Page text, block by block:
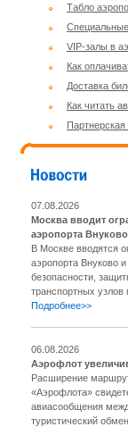
Табло
VIP-залы в
Как
Доставка
Как читать
07.08.2026
Москва вводит
аэропорта Внуково
В Москве вводятся
аэропорта Внуково
безопасности,
транспортных узлов
Подробнее>>
06.08.2026
Аэрофлот
Расширение
«Аэрофлота»
авиасообщения
туристический обмен.